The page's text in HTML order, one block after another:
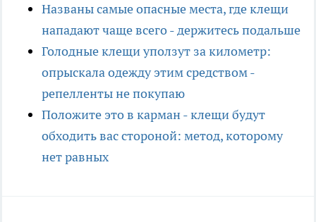
Названы самые опасные места, где клещи
нападают чаще всего - держитесь подальше
Голодные клещи уползут за километр:
опрыскала одежду этим средством -
репелленты не покупаю
Положите это в карман - клещи будут
обходить вас стороной: метод, которому
нет равных